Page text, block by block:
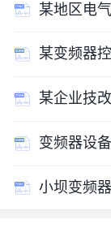
某地区电
某变频器
某企业技
变频器设
小坝变频